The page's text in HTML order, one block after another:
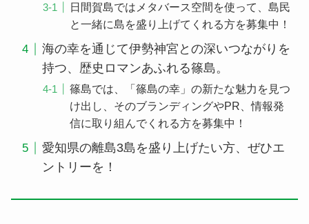
日間賀島ではメタバース空間を使って、島民
と一緒に島を盛り上げてくれる方を募集中！
海の幸を通じて伊勢神宮との深いつながりを
持つ、歴史ロマンあふれる篠島。
篠島では、「篠島の幸」の新たな魅力を見つ
け出し、そのブランディングやPR、情報発
信に取り組んでくれる方を募集中！
愛知県の離島3島を盛り上げたい方、ぜひエ
ントリーを！